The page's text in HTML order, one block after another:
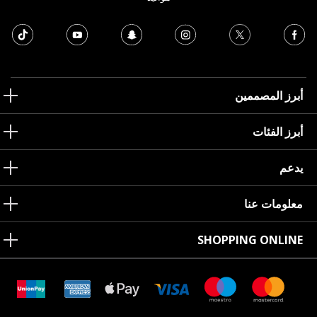
أبرز المصممين
أبرز الفئات
يدعم
معلومات عنا
SHOPPING ONLINE